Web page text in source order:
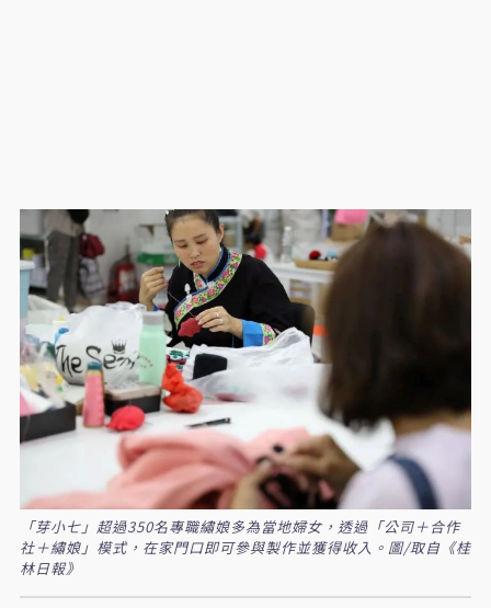
「芽小七」超過350名專職繡娘多為當地婦女，透過「公司＋合作
社＋繡娘」模式，在家門口即可參與製作並獲得收入。圖/取自《桂
林日報》